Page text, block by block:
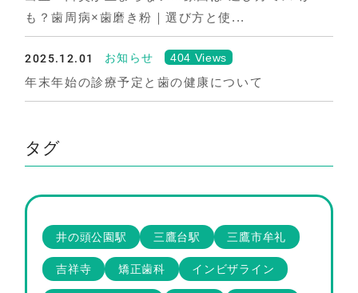
も？歯周病×歯磨き粉｜選び方と使...
2025.12.01 お知らせ 404 Views
年末年始の診療予定と歯の健康について
タグ
井の頭公園駅 三鷹台駅 三鷹市牟礼
吉祥寺 矯正歯科 インビザライン